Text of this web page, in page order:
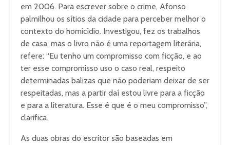
em 2006. Para escrever sobre o crime, Afonso
palmilhou os sítios da cidade para perceber melhor o
contexto do homicídio. Investigou, fez os trabalhos
de casa, mas o livro não é uma reportagem literária,
refere: “Eu tenho um compromisso com ficção, e ao
ter esse compromisso uso o caso real, respeito
determinadas balizas que não poderiam deixar de ser
respeitadas, mas a partir daí estou livre para a ficção
e para a literatura. Esse é que é o meu compromisso”,
clarifica.
As duas obras do escritor são baseadas em